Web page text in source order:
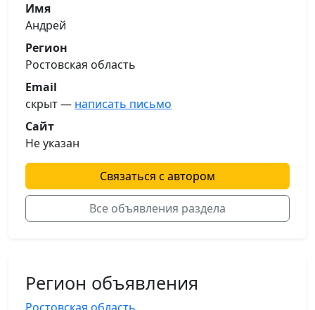
Имя
Андрей
Регион
Ростовская область
Email
скрыт — написать письмо
Сайт
Не указан
Связаться с автором
Все объявления раздела
Регион объявления